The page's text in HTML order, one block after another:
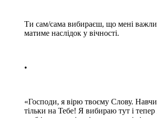
Ти сам/сама вибираєш, що мені
матиме наслідок у вічності.
•
«Господи, я вірю твоєму Слову.
тільки на Тебе! Я вибираю тут і